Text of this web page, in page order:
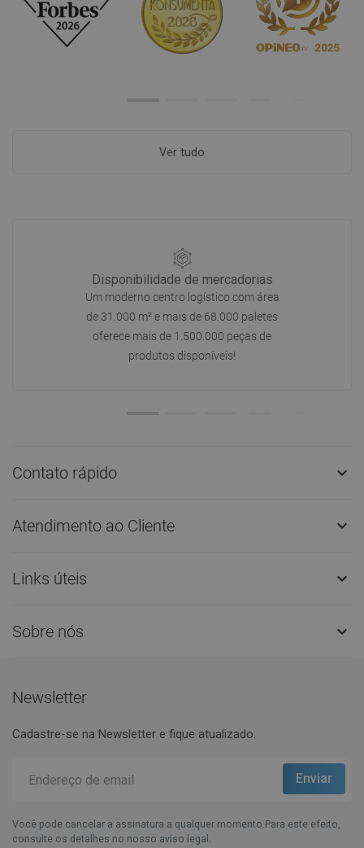
Ver tudo
Disponibilidade de mercadorias
Um moderno centro logístico com área
de 31.000 m² e mais de 68.000 paletes
oferece mais de 1.500.000 peças de
produtos disponíveis!
Contato rápido 
Atendimento ao Cliente 
Links úteis 
Sobre nós 
Newsletter
Cadastre-se na Newsletter e fique atualizado.
Você pode cancelar a assinatura a qualquer momento.Para este efeito,
consulte os detalhes no nosso aviso legal.